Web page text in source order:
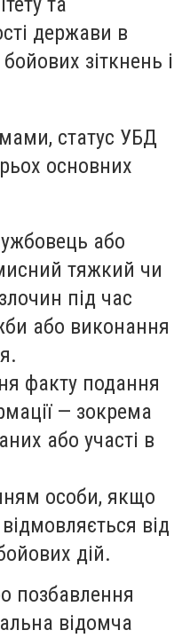
держави в
зіткнень і
статус УБД
основних
або
тяжкий чи
під час
або виконання
факту подання
— зокрема
або участі в
особи, якщо
від
дій.
позбавлення
відомча